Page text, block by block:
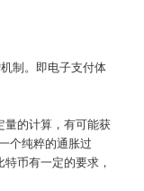
制。即电子支付体
量的计算，有可能获
个纯粹的通胀过
币有一定的要求，